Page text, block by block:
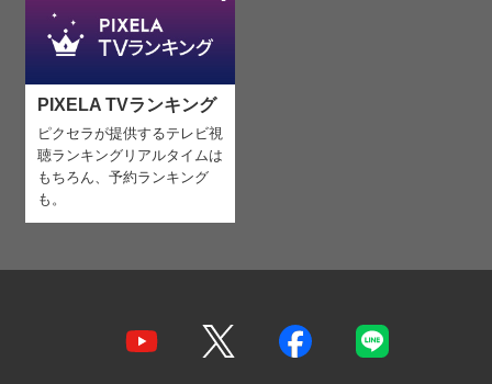
PIXELA TVランキング
ピクセラが提供するテレビ視
聴ランキング リアルタイムは
もちろん、予約ランキング
も。